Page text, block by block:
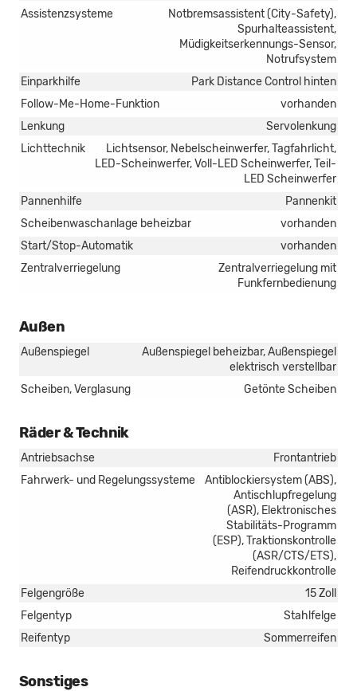
Assistenzsysteme
Notbremsassistent (City-Safety),
Spurhalteassistent,
Müdigkeitserkennungs-Sensor,
Notrufsystem
Einparkhilfe
Park Distance Control hinten
Follow-Me-Home-Funktion
vorhanden
Lenkung
Servolenkung
Lichttechnik
Lichtsensor, Nebelscheinwerfer, Tagfahrlicht,
LED-Scheinwerfer, Voll-LED Scheinwerfer, Teil-
LED Scheinwerfer
Pannenhilfe
Pannenkit
Scheibenwaschanlage beheizbar
vorhanden
Start/Stop-Automatik
vorhanden
Zentralverriegelung
Zentralverriegelung mit
Funkfernbedienung
Außen
Außenspiegel
Außenspiegel beheizbar, Außenspiegel
elektrisch verstellbar
Scheiben, Verglasung
Getönte Scheiben
Räder & Technik
Antriebsachse
Frontantrieb
Fahrwerk- und Regelungssysteme
Antiblockiersystem (ABS),
Antischlupfregelung
(ASR), Elektronisches
Stabilitäts-Programm
(ESP), Traktionskontrolle
(ASR/CTS/ETS),
Reifendruckkontrolle
Felgengröße
15 Zoll
Felgentyp
Stahlfelge
Reifentyp
Sommerreifen
Sonstiges